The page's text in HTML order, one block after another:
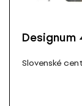
Designum
Slovenské